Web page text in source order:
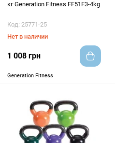
кг Generation Fitness FF51F3-4kg
Код: 25771-25
Нет в наличии
1 008 грн
Generation Fitness